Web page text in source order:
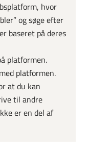
hvor
og søge efter
baseret på deres
platformen.
platformen.
at du kan
til andre
er en del af